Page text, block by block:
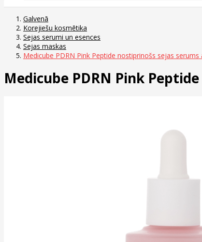
Galvenā
Korejiešu kosmētika
Sejas serumi un esences
Sejas maskas
Medicube PDRN Pink Peptide nostiprinošs sejas
Medicube PDRN Pink